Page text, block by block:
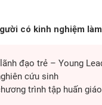
có kinh nghiệm
đạo trẻ – Young
cứu sinh
trình tập huấn